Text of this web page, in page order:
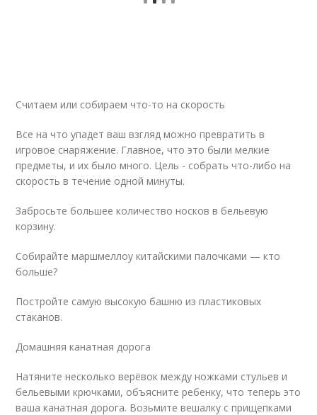
Считаем или собираем что-то на скорость
Все на что упадет ваш взгляд можно превратить в
игровое снаряжение. Главное, что это были мелкие
предметы, и их было много. Цель - собрать что-либо на
скорость в течение одной минуты.
Забросьте большее количество носков в бельевую
корзину.
Собирайте маршмеллоу китайскими палочками — кто
больше?
Постройте самую высокую башню из пластиковых
стаканов.
Домашняя канатная дорога
Натяните несколько верёвок между ножками стульев и
бельевыми крючками, объясните ребенку, что теперь это
ваша канатная дорога. Возьмите вешалку с прищепками